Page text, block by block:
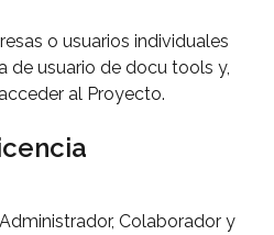
o usuarios individuales
de usuario de docu tools y,
al Proyecto.
Colaborador y